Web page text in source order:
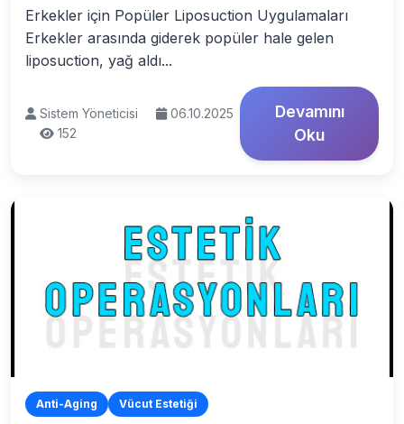
Erkekler için Popüler Liposuction Uygulamaları
Erkekler arasında giderek popüler hale gelen
liposuction, yağ aldı...
Sistem Yöneticisi
06.10.2025
152
Devamını
Oku
Anti-Aging Vücut Estetiği